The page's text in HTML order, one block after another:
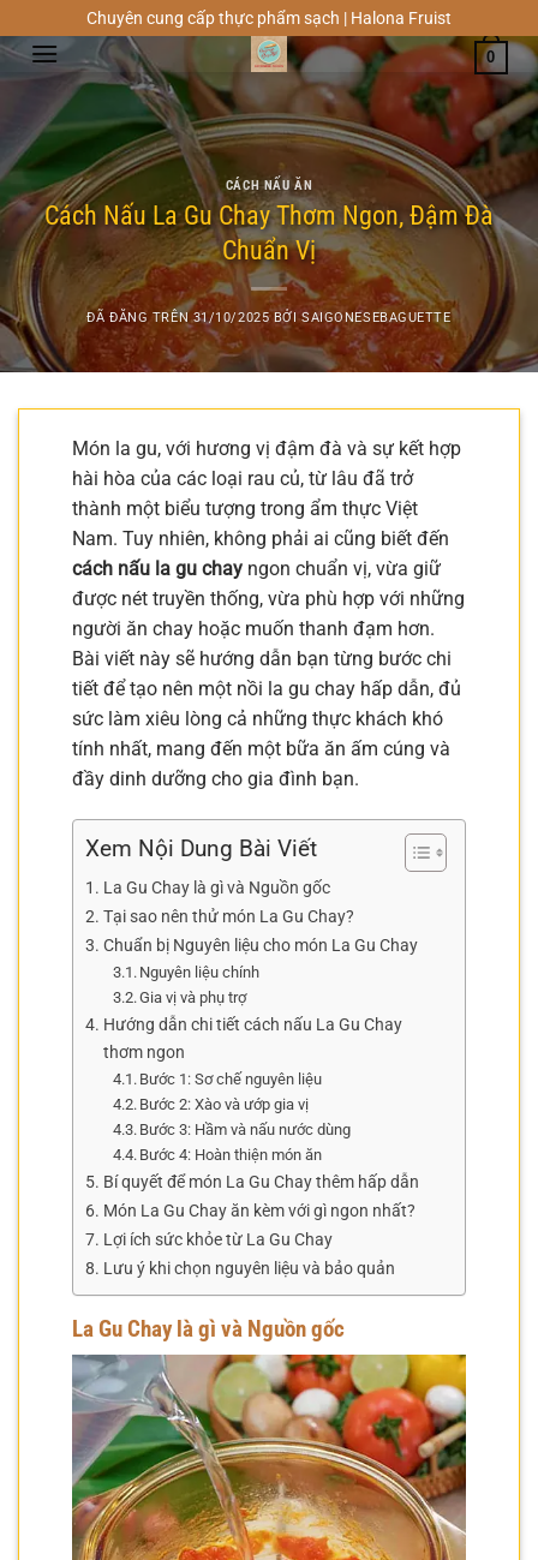
đến
Chuyên cung cấp thực phẩm sạch | Halona Fruist
0
CÁCH NẤU ĂN
Cách Nấu La Gu Chay Thơm Ngon, Đậm Đà
Chuẩn Vị
ĐÃ ĐĂNG TRÊN31/10/2025 BỞISAIGONESEBAGUETTE
Món la gu, với hương vị đậm đà và sự kết hợp
hài hòa của các loại rau củ, từ lâu đã trở
thành một biểu tượng trong ẩm thực Việt
Nam. Tuy nhiên, không phải ai cũng biết đến
cách nấu la gu chay ngon chuẩn vị, vừa giữ
được nét truyền thống, vừa phù hợp với những
người ăn chay hoặc muốn thanh đạm hơn.
Bài viết này sẽ hướng dẫn bạn từng bước chi
tiết để tạo nên một nồi la gu chay hấp dẫn, đủ
sức làm xiêu lòng cả những thực khách khó
tính nhất, mang đến một bữa ăn ấm cúng và
đầy dinh dưỡng cho gia đình bạn.
Xem Nội Dung Bài Viết
La Gu Chay là gì và Nguồn gốc
Tại sao nên thử món La Gu Chay?
Chuẩn bị Nguyên liệu cho món La Gu Chay
Nguyên liệu chính
Gia vị và phụ trợ
Hướng dẫn chi tiết cách nấu La Gu Chay
thơm ngon
Bước 1: Sơ chế nguyên liệu
Bước 2: Xào và ướp gia vị
Bước 3: Hầm và nấu nước dùng
Bước 4: Hoàn thiện món ăn
Bí quyết để món La Gu Chay thêm hấp dẫn
Món La Gu Chay ăn kèm với gì ngon nhất?
Lợi ích sức khỏe từ La Gu Chay
Lưu ý khi chọn nguyên liệu và bảo quản
La Gu Chay là gì và Nguồn gốc